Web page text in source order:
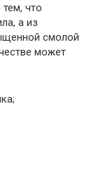
что
а из
смолой
может